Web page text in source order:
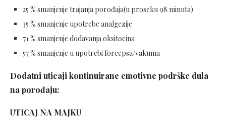
25 % smanjenje trajanja porođaja(u proseku 98 minuta)
35 % smanjenje upotrebe analgezije
71 % smanjenje dodavanja oksitocina
57 % smanjenje u upotrebi forcepsa/vakuma
Dodatni uticaji kontinuirane emotivne podrške dula
na porođaju:
UTICAJ NA MAJKU